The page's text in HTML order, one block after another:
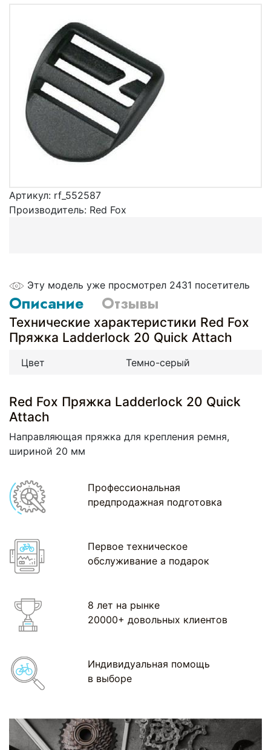
Артикул: rf_552587
Производитель: Red Fox
Эту модель уже просмотрел 2431 посетитель
Описание Отзывы
Технические характеристики Red Fox
Пряжка Ladderlock 20 Quick Attach
Цвет Темно-серый
Red Fox Пряжка Ladderlock 20 Quick
Attach
Направляющая пряжка для крепления ремня,
шириной 20 мм
Профессиональная
предпродажная подготовка
Первое техническое
обслуживание а подарок
8 лет на рынке
20000+ довольных клиентов
Индивидуальная помощь
в выборе